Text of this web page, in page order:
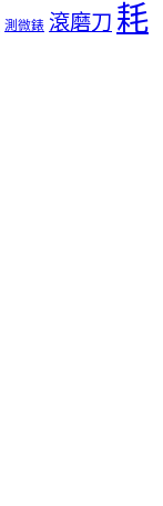
測微錶 滾磨刀 耗